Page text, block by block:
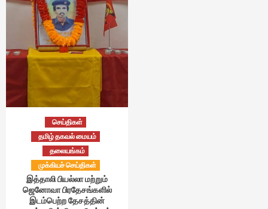
செய்திகள்
தமிழ் தகவல் மையம்
தலையங்கம்
முக்கியச் செய்திகள்
இத்தாலி பியல்லா மற்றும்
ஜெனோவா பிரதேசங்களில்
இடம்பெற்ற தேசத்தின்